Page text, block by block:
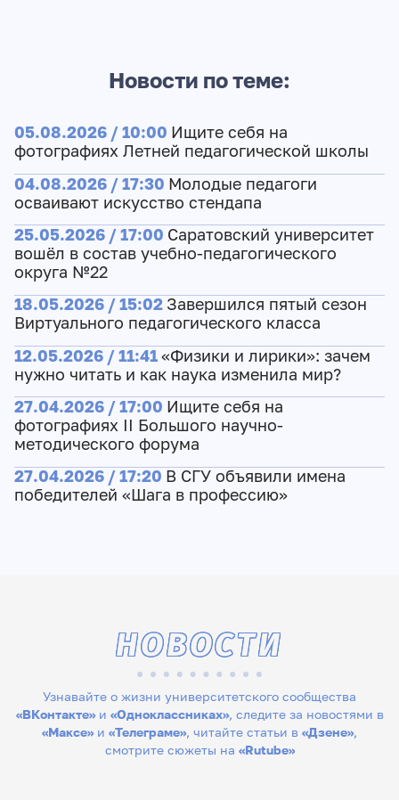
Новости по теме:
05.08.2026 / 10:00 Ищите себя на
фотографиях Летней педагогической школы
04.08.2026 / 17:30 Молодые педагоги
осваивают искусство стендапа
25.05.2026 / 17:00 Саратовский университет
вошёл в состав учебно-педагогического
округа №22
18.05.2026 / 15:02 Завершился пятый сезон
Виртуального педагогического класса
12.05.2026 / 11:41«Физики и лирики»: зачем
нужно читать и как наука изменила мир?
27.04.2026 / 17:00 Ищите себя на
фотографиях II Большого научно-
методического форума
27.04.2026 / 17:20 В СГУ объявили имена
победителей «Шага в профессию»
Узнавайте о жизни университетского сообщества
«ВКонтакте»и «Одноклассниках», следите за новостями в
«Максе» и «Телеграме», читайте статьи в «Дзене»,
смотрите сюжеты на «Rutube»
НОВОСТИ